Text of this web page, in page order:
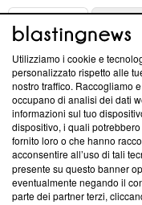
ABOUT
Questa sezione offre
News, sui nostri
creare news di qualità.
‘Trust Project - News
ancora membro del
parte; Trust Project
conformità agli
Su di noi
Utilizziamo i cookie e
personalizzato rispetto alle
nostro traffico. Raccogliamo
occupano di analisi dei dati
informazioni sul tuo
dispositivo, i quali
fornito loro o che hanno
acconsentire all’uso di tali
presente su questo banner
eventualmente negando il
parte dei partner terzi,